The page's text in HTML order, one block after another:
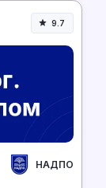
9.7
НАДПО